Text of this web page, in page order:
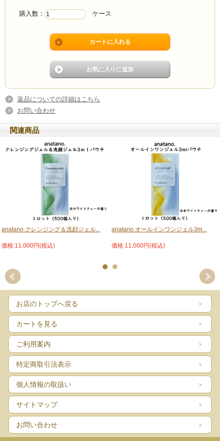
購入数： ケース
返品についての詳細はこちら
お問い合わせ
関連商品
anatano.クレンジング＆洗顔ジェル...
価格:11,000円(税込)
anatano.オールインワンジェル3m...
価格:11,000円(税込)
お店のトップへ戻る
カートを見る
ご利用案内
特定商取引法表示
個人情報の取扱い
サイトマップ
お問い合わせ